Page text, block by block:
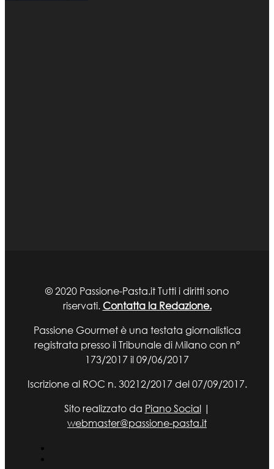
© 2020 Passione-Pasta.it Tutti i diritti sono
riservati. Contatta la Redazione.
Passione Gourmet è una testata giornalistica
registrata presso il Tribunale di Milano con n°
173/2017 il 09/06/2017
Iscrizione al ROC n. 30212/2017 del 07/09/2017.
Sito realizzato da Piano Social|
webmaster@passione-pasta.it